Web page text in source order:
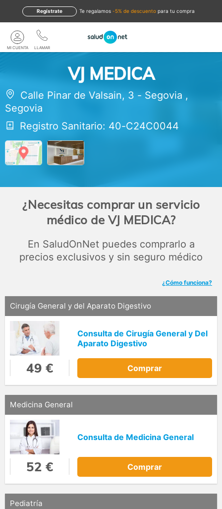
te regalamos -5% de descuento para tu compra
Regístrate
LLAMAR
MI CUENTA
VJ MEDICA
Calle Pinar de Valsain, 3 - Segovia ,
Segovia
Registro Sanitario: 40-C24C0044
¿Necesitas comprar un servicio
médico de VJ MEDICA?
En SaludOnNet puedes comprarlo a
precios exclusivos y sin seguro médico
¿Cómo funciona?
Cirugía General y del Aparato Digestivo
Consulta de Cirugía General y Del
Aparato Digestivo
49 € Comprar
Medicina General
Consulta de Medicina General
52 € Comprar
Pediatría